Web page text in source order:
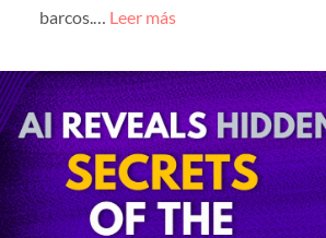
barcos.… Leer más